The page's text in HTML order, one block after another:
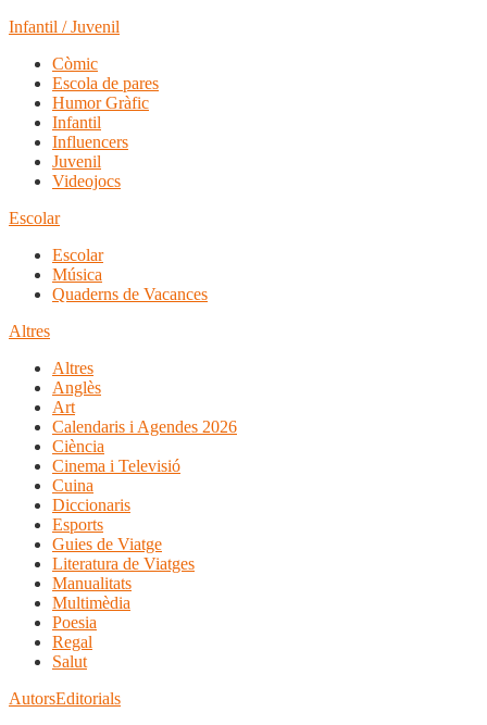
Infantil / Juvenil
Còmic
Escola de pares
Humor Gràfic
Infantil
Influencers
Juvenil
Videojocs
Escolar
Escolar
Música
Quaderns de Vacances
Altres
Altres
Anglès
Art
Calendaris i Agendes 2026
Ciència
Cinema i Televisió
Cuina
Diccionaris
Esports
Guies de Viatge
Literatura de Viatges
Manualitats
Multimèdia
Poesia
Regal
Salut
AutorsEditorials